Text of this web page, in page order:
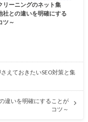
リーニングのネット集
との違いを明確にする
ツ～
えておきたいSEO対策と集
違いを明確にすることが
コツ～